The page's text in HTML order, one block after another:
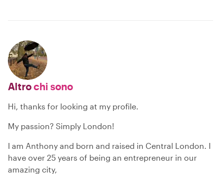
Altrochi sono
Hi, thanks for looking at my profile.
My passion? Simply London!
I am Anthony and born and raised in Central London. I
have over 25 years of being an entrepreneur in our
amazing city,